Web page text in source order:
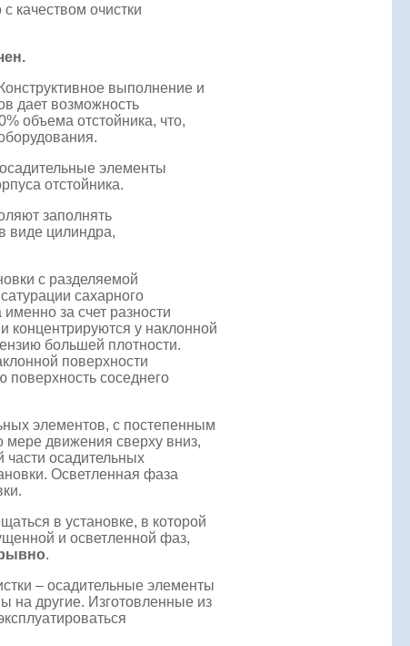
качеством очистки
Конструктивное выполнение и
дает возможность
объема отстойника, что,
элементы
отстойника.
заполнять
виде цилиндра,
с разделяемой
сахарного
за счет разности
концентрируются у наклонной
большей плотности.
поверхности
поверхность соседнего
элементов, с постепенным
мере движения сверху вниз,
части осадительных
Осветленная фаза
в установке, в которой
и осветленной фаз,
.
– осадительные элементы
на другие. Изготовленные из